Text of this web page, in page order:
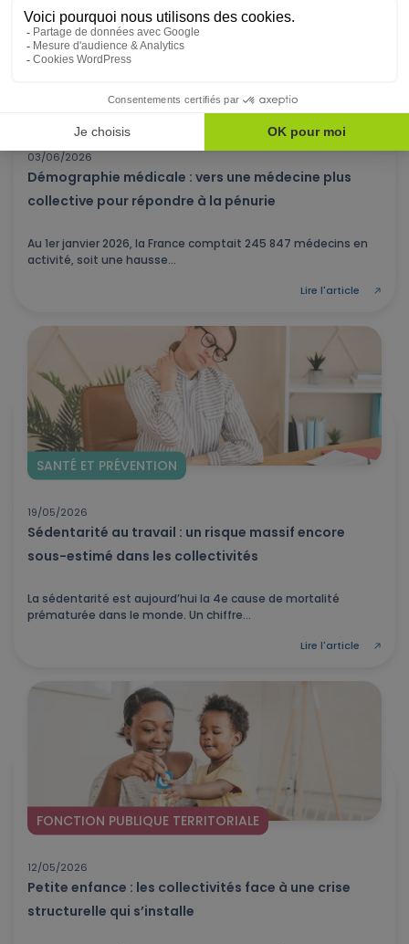
FONCTION PUBLIQUE TERRITORIALE
03/06/2026
Démographie médicale : vers une médecine plus
collective pour répondre à la pénurie
Au 1er janvier 2026, la France comptait 245 847 médecins en
activité, soit une hausse...
Lire l'article
SANTÉ ET PRÉVENTION
19/05/2026
Sédentarité au travail : un risque massif encore
sous-estimé dans les collectivités
La sédentarité est aujourd’hui la 4e cause de mortalité
prématurée dans le monde. Un chiffre...
Lire l'article
FONCTION PUBLIQUE TERRITORIALE
12/05/2026
Petite enfance : les collectivités face à une crise
structurelle qui s’installe